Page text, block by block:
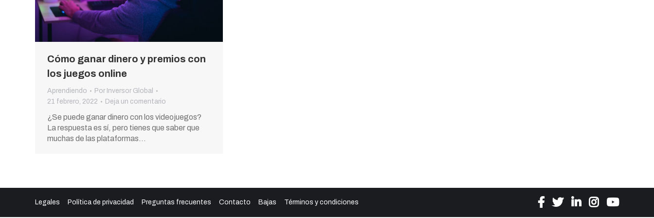
Cómo ganar dinero y premios con
los juegos online
Aprendiendo Por Inversor Global
21 febrero, 2022
Deja un comentario
¿Se puede ganar dinero con los videojuegos?
La respuesta es sí, pero tienes que saber que
muchas de las plataformas…
Legales Política de privacidad Preguntas frecuentes Contacto Bajas Términos y condiciones